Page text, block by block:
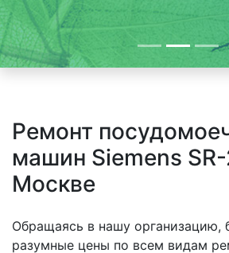
Ремонт
машин Siemens
Москве
Обращаясь в нашу организацию,
разумные цены по всем видам